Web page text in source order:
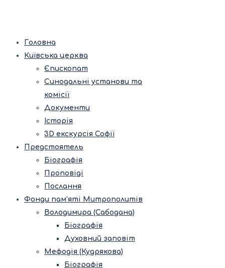
Головна
Київська церква
Єпископат
Синодальні установи та
комісії
Документи
Історія
3D екскурсія Софії
Предстоятель
Біографія
Проповіді
Послання
Фонди пам’яті Митрополитів
Володимира (Сабодана)
Біографія
Духовний заповіт
Мефодія (Кудрякова)
Біографія